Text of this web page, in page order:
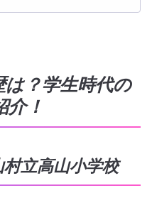
は？学生時代の
介！
立高山小学校